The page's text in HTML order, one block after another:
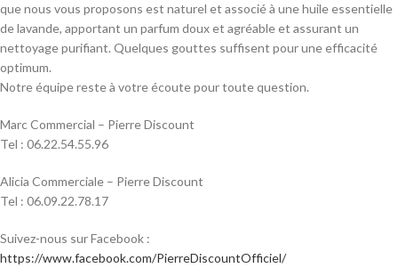
que nous vous proposons est naturel et associé à une huile essentielle
de lavande, apportant un parfum doux et agréable et assurant un
nettoyage purifiant. Quelques gouttes suffisent pour une efficacité
optimum.
Notre équipe reste à votre écoute pour toute question.
Marc Commercial – Pierre Discount
Tel : 06.22.54.55.96
Alicia Commerciale – Pierre Discount
Tel : 06.09.22.78.17
Suivez-nous sur Facebook :
https://www.facebook.com/PierreDiscountOfficiel/